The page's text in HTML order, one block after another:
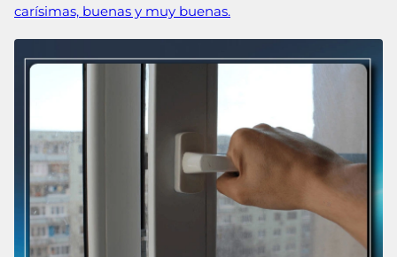
carísimas, buenas y muy buenas.